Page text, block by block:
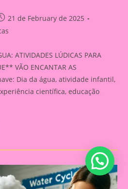
21 de February de 2025
ATIVIDADES LÚDICAS PARA
VÃO ENCANTAR AS
Dia da água, atividade infantil,
científica, educação